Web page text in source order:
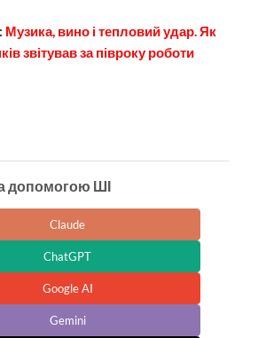
Музика, вино і тепловий удар. Як
звітував за півроку роботи
допомогою ШІ
Claude
ChatGPT
Google AI
Gemini